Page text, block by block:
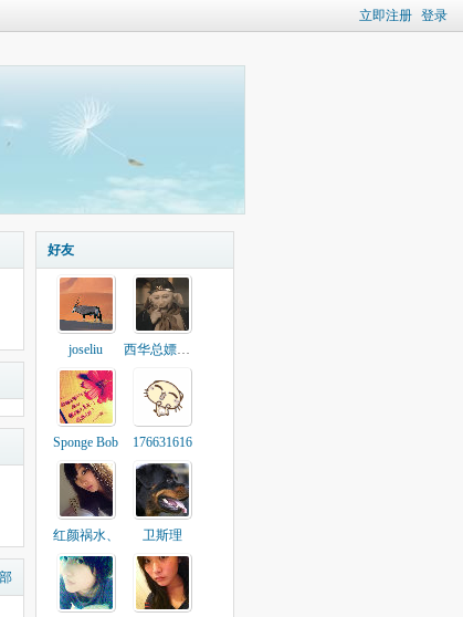
立即注册 登录
好友
joseliu 西华总嫖把子
Sponge Bob 176631616
红颜祸水、 卫斯理